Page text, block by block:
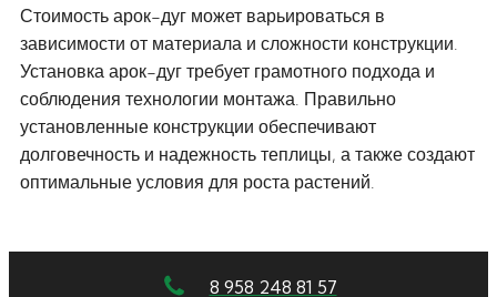
Стоимость арок-дуг может варьироваться в
зависимости от материала и сложности конструкции.
Установка арок-дуг требует грамотного подхода и
соблюдения технологии монтажа. Правильно
установленные конструкции обеспечивают
долговечность и надежность теплицы, а также создают
оптимальные условия для роста растений.
8 958 248 81 57